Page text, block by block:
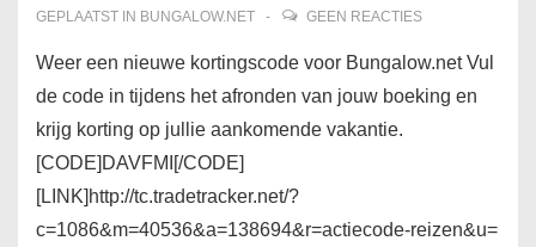
GEPLAATST IN BUNGALOW.NET GEEN REACTIES
Weer een nieuwe kortingscode voor Bungalow.net Vul
de code in tijdens het afronden van jouw boeking en
krijg korting op jullie aankomende vakantie.
[CODE]DAVFMI[/CODE]
[LINK]http://tc.tradetracker.net/?
c=1086&m=40536&a=138694&r=actiecode-reizen&u=